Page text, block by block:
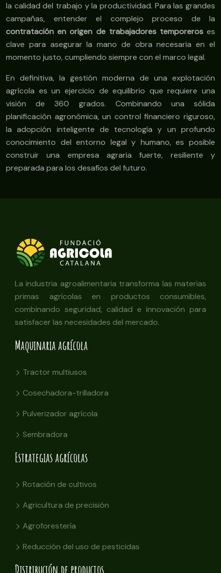
la calidad del trabajo y la productividad. Para las grandes
campañas, entender el complejo proceso de la
contratación en origen de trabajadores temporeroses
clave para asegurar la mano de obra necesaria en el
momento justo, cumpliendo siempre con el marco legal.
En definitiva, la gestión moderna de una explotación
agrícola es un ejercicio de equilibrio que requiere una
visión de 360 grados. Combinando una sólida
planificación agronómica, un control financiero riguroso,
la adopción inteligente de tecnología y un profundo
conocimiento del entorno legal y humano, es posible
construir una empresa agraria fuerte, resiliente y
preparada para los desafíos del futuro.
La industria agroalimentaria transforma las materias
primas agrícolas en productos consumibles,
combinando seguridad, calidad e innovación para
satisfacer las necesidades del mercado.
Maquinaria agrícola
Tractor multiusos
Cosechadora-trilladora
Pulverizador agrícola
Sembradora
Estrategias agrícolas
Rotación de cultivos
Agricultura de precisión
Agroforestería
Reducción del uso de pesticidas